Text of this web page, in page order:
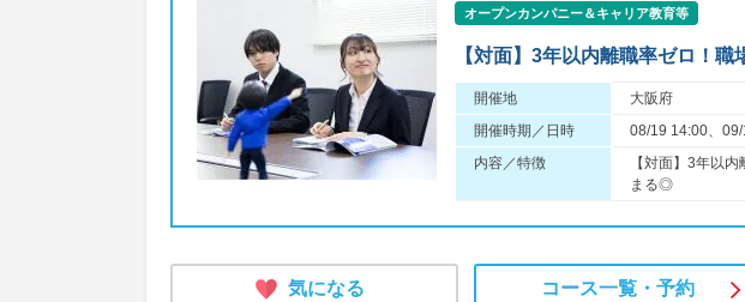
オープンカンパニー＆キャリア教育等
【対面】3年以内離職率ゼロ！
開催地
大阪府
開催時期／日時
08/19 14:00、
内容／特徴
【対面】3年以
まる◎
気になる コース一覧・ 予約